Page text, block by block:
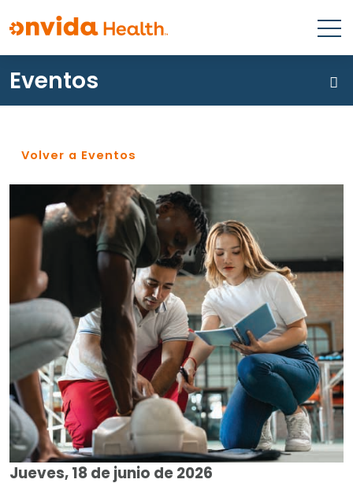
¿Qué podemos ayudarle a
encontrar?
Eventos
Volver a Eventos
Jueves, 18 de junio de 2026